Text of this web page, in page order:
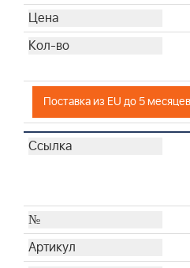
Поставка из EU до 5